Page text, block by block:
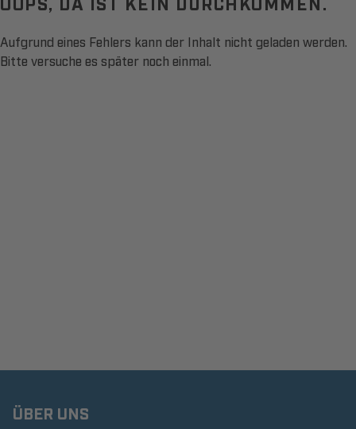
Aufgrund eines Fehlers kann der Inhalt nicht geladen werden.
Bitte versuche es später noch einmal.
ÜBER UNS